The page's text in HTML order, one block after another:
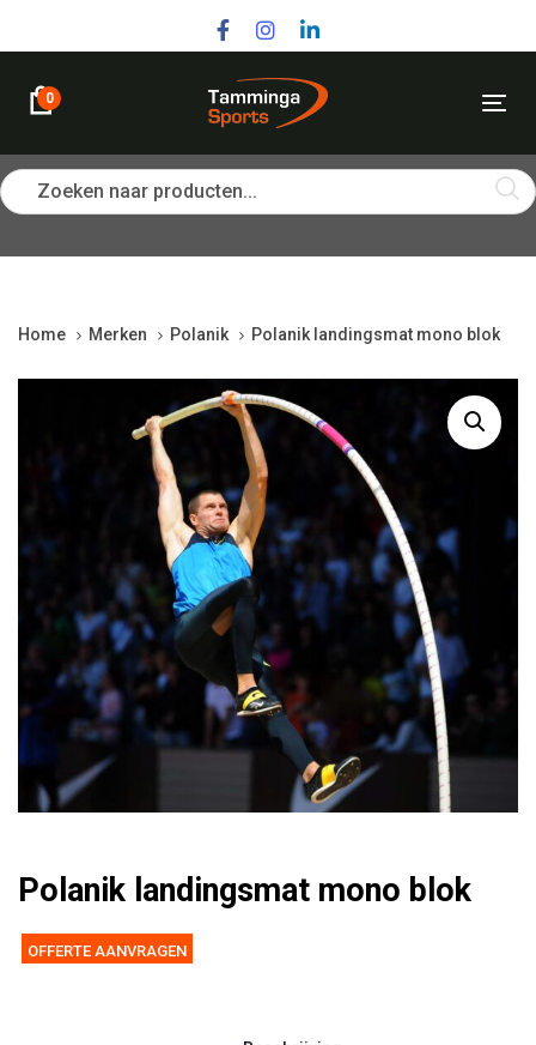
navigation
content
0
Zoeken naar producten...
Home Merken Polanik Polanik landingsmat mono blok
Polanik landingsmat mono blok
OFFERTE AANVRAGEN